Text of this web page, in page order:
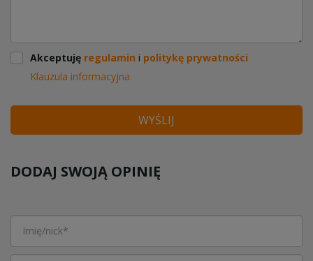
Akceptuję regulamin i politykę prywatności
Klauzula informacyjna
WYŚLIJ
DODAJ SWOJĄ OPINIĘ